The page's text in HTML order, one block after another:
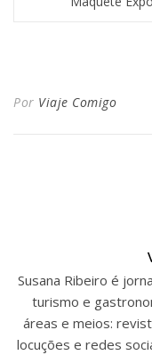
Por Viaje Comigo
Susana Ribeiro é
turismo e
áreas e meios:
locuções e redes